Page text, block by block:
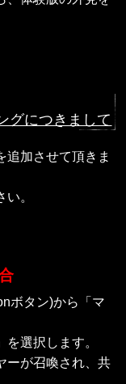
グにつきまして
追加させて頂きま
。
ボタン)から「マ
選択します。
ーが召喚され、共